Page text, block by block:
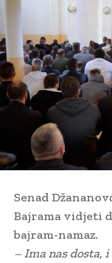
Senad
Bajrama vidjeti
bajram-namaz.
– Ima nas dosta,